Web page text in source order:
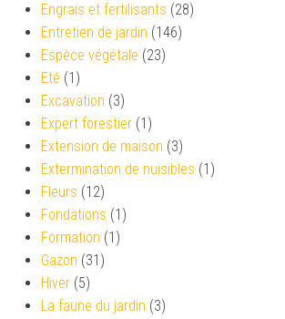
Engrais et fertilisants (28)
Entretien de jardin (146)
Espèce végétale (23)
Eté (1)
Excavation (3)
Expert forestier (1)
Extension de maison (3)
Extermination de nuisibles (1)
Fleurs (12)
Fondations (1)
Formation (1)
Gazon (31)
Hiver (5)
La faune du jardin (3)